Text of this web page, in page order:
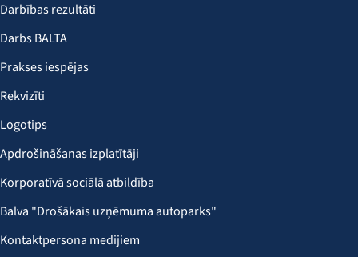
Darbības rezultāti
Darbs BALTA
Prakses iespējas
Rekvizīti
Logotips
Apdrošināšanas izplatītāji
Korporatīvā sociālā atbildība
Balva "Drošākais uzņēmuma autoparks"
Kontaktpersona medijiem